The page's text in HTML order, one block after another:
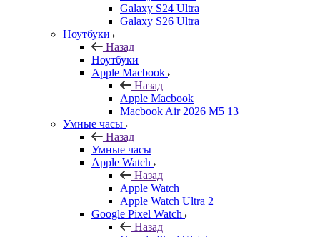
Galaxy S24 Ultra
Galaxy S26 Ultra
Ноутбуки
Назад
Ноутбуки
Apple Macbook
Назад
Apple Macbook
Macbook Air 2026 M5 13
Умные часы
Назад
Умные часы
Apple Watch
Назад
Apple Watch
Apple Watch Ultra 2
Google Pixel Watch
Назад